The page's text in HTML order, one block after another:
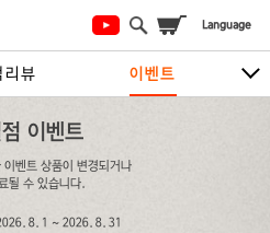
리뷰 이벤트
안내
이벤트
~ 2026.8.31
이벤트 상품이 변경되거나
될 수 있습니다.